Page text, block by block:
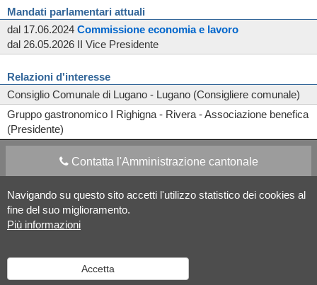
Navigando su questo sito accetti l'utilizzo statistico dei cookies al
fine del suo miglioramento.
Più informazioni
Accetta
Mandati parlamentari attuali
dal 17.06.2024 Commissione economia e lavoro
dal 26.05.2026 II Vice Presidente
Relazioni d'interesse
Consiglio Comunale di Lugano - Lugano (Consigliere comunale)
Gruppo gastronomico I Righigna - Rivera - Associazione benefica
(Presidente)
Contatta l'Amministrazione cantonale
Apps Mobile Social media
Versione desktop Informazioni legali